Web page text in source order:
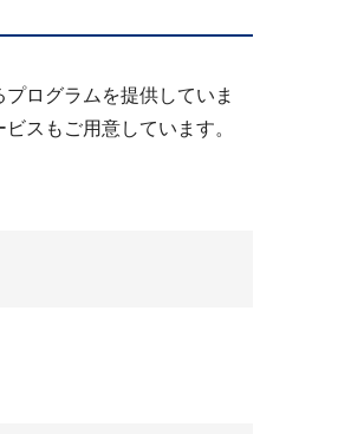
ログラムを提供していま
スもご用意しています。